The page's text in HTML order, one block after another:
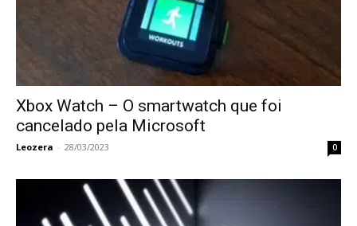
Xbox Watch – O smartwatch que foi
cancelado pela Microsoft
Leozera - 28/03/2023 0